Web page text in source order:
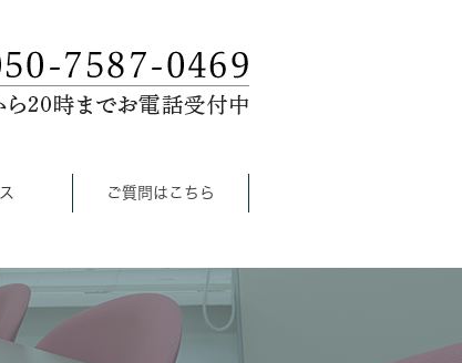
ご質問はこちら